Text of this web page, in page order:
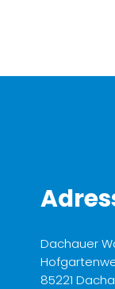
Dachauer
85221